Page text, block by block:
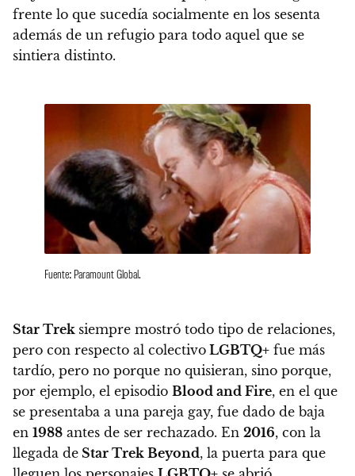
frente lo que sucedía socialmente en los sesenta
además de un refugio para todo aquel que se
sintiera distinto.
Fuente: Paramount Global.
Star Trek siempre mostró todo tipo de relaciones,
pero con respecto al colectivo LGBTQ+ fue más
tardío, pero no porque no quisieran, sino porque,
por ejemplo, el episodio Blood and Fire, en el que
se presentaba a una pareja gay, fue dado de baja
en 1988 antes de ser rechazado. En 2016, con la
llegada de Star Trek Beyond, la puerta para que